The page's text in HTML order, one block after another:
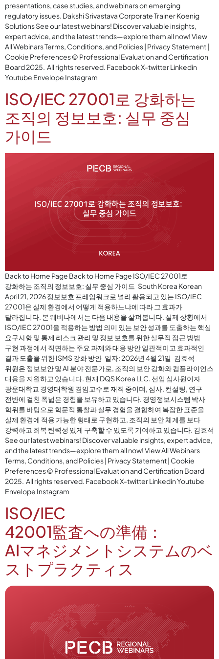
presentations, case studies, and webinars on emerging
regulatory issues. Dakshi Srivastava Corporate Trainer Koenig
Solutions See our latest webinars! Discover valuable insights,
expert advice, and the latest trends—explore them all now! View
All Webinars Terms, Conditions, and Policies | Privacy Statement |
Cookie Preferences © Professional Evaluation and Certification
Board 2025. All rights reserved. Facebook X-twitter Linkedin
Youtube Envelope Instagram
ISO/IEC 27001로 강화하는
조직의 정보보호: 실무 중심
가이드
Back to Home Page Back to Home Page ISO/IEC 27001로
강화하는 조직의 정보보호: 실무 중심 가이드 South Korea Korean
April 21, 2026 정보보호 프레임워크로 널리 활용되고 있는 ISO/IEC
27001은 실제 환경에서 어떻게 적용하느냐에 따라 그 효과가
달라집니다. 본 웨비나에서는 다음 내용을 살펴봅니다. 실제 상황에서
ISO/IEC 27001을 적용하는 방법 의미 있는 보안 성과를 도출하는 핵심
요구사항 및 통제 리스크 관리 및 정보 보호를 위한 실무적 접근 방법
구현 과정에서 직면하는 주요 과제와 대응 방안 일관적이고 효과적인
결과 도출을 위한 ISMS 강화 방안 일자: 2026년 4월 21일 김효석
위원은 정보보안 및 AI 분야 전문가로, 조직의 보안 강화와 컴플라이언스
대응을 지원하고 있습니다. 현재 DQS Korea LLC. 선임 심사원이자
광운대학교 경영대학원 겸임교수로 재직 중이며, 심사, 컨설팅, 연구
전반에 걸친 폭넓은 경험을 보유하고 있습니다. 경영정보시스템 박사
학위를 바탕으로 학문적 통찰과 실무 경험을 결합하여 복잡한 표준을
실제 환경에 적용 가능한 형태로 구현하고, 조직의 보안 체계를 보다
강력하고 회복 탄력성 있게 구축할 수 있도록 기여하고 있습니다. 김효석
See our latest webinars! Discover valuable insights, expert advice,
and the latest trends—explore them all now! View All Webinars
Terms, Conditions, and Policies | Privacy Statement | Cookie
Preferences © Professional Evaluation and Certification Board
2025. All rights reserved. Facebook X-twitter Linkedin Youtube
Envelope Instagram
ISO/IEC
42001監査への準備：
AIマネジメントシステムのベ
ストプラクティス